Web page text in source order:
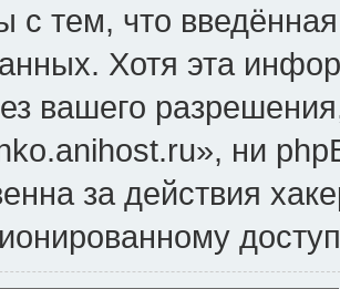
с тем, что
Хотя эта
вашего
ни
за действия